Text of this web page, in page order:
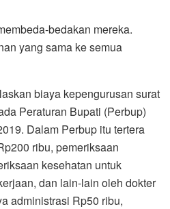
bedakan mereka.
yang sama ke semua
biaya kepengurusan surat
Peraturan Bupati (Perbup)
Dalam Perbup itu tertera
ribu, pemeriksaan
kesehatan untuk
dan lain-lain oleh dokter
administrasi Rp50 ribu,